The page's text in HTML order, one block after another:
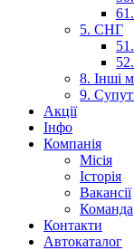
5. СНГ
8. Інші
9.
Акції
Інфо
Компанія
Місія
Історія
Вакансії
Команда
Контакти
Автокаталог